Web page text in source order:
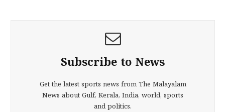
Subscribe to News
Get the latest sports news from The Malayalam
News about Gulf, Kerala, India, world, sports
and politics.